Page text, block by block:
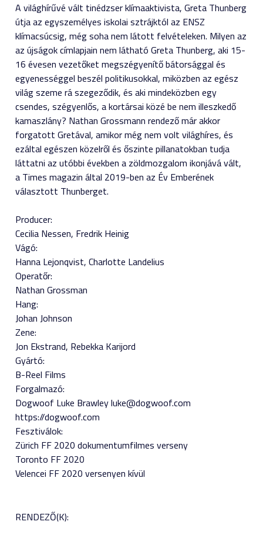
A világhírűvé vált tinédzser klímaaktivista, Greta Thunberg
útja az egyszemélyes iskolai sztrájktól az ENSZ
klímacsúcsig, még soha nem látott felvételeken. Milyen az
az újságok címlapjain nem látható Greta Thunberg, aki 15-
16 évesen vezetőket megszégyenítő bátorsággal és
egyenességgel beszél politikusokkal, miközben az egész
világ szeme rá szegeződik, és aki mindeközben egy
csendes, szégyenlős, a kortársai közé be nem illeszkedő
kamaszlány? Nathan Grossmann rendező már akkor
forgatott Gretával, amikor még nem volt világhíres, és
ezáltal egészen közelről és őszinte pillanatokban tudja
láttatni az utóbbi években a zöldmozgalom ikonjává vált,
a Times magazin által 2019-ben az Év Emberének
választott Thunberget.
Producer:
Cecilia Nessen Fredrik Heinig
Vágó:
Hanna Lejonqvist Charlotte Landelius
Operatőr:
Nathan Grossman
Hang:
Johan Johnson
Zene:
Jon Ekstrand Rebekka Karijord
Gyártó:
B-Reel Films
Forgalmazó:
Dogwoof Luke Brawley luke@dogwoof.com
https://dogwoof.com
Fesztiválok:
Zürich FF 2020 dokumentumfilmes verseny
Toronto FF 2020
Velencei FF 2020 versenyen kívül
RENDEZŐ(K):